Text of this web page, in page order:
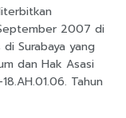
2007 di
Surabaya yang
dan Hak Asasi
Tahun